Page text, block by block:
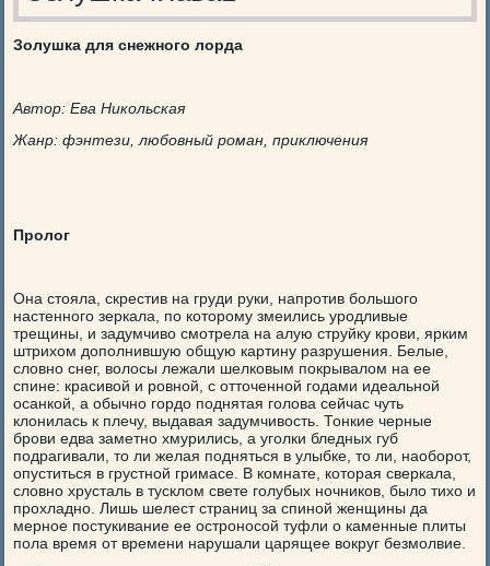
Золушка для снежного лорда
Автор: Ева Никольская
Жанр: фэнтези, любовный роман, приключения
Пролог
Она стояла, скрестив на груди руки, напротив большого
настенного зеркала, по которому змеились уродливые
трещины, и задумчиво смотрела на алую струйку крови, ярким
штрихом дополнившую общую картину разрушения. Белые,
словно снег, волосы лежали шелковым покрывалом на ее
спине: красивой и ровной, с отточенной годами идеальной
осанкой, а обычно гордо поднятая голова сейчас чуть
клонилась к плечу, выдавая задумчивость. Тонкие черные
брови едва заметно хмурились, а уголки бледных губ
подрагивали, то ли желая подняться в улыбке, то ли, наоборот,
опуститься в грустной гримасе. В комнате, которая сверкала,
словно хрусталь в тусклом свете голубых ночников, было тихо и
прохладно. Лишь шелест страниц за спиной женщины да
мерное постукивание ее остроносой туфли о каменные плиты
пола время от времени нарушали царящее вокруг безмолвие.